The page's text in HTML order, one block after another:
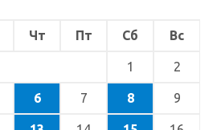
Чт Пт Сб Вс
1 2
6 7 8 9